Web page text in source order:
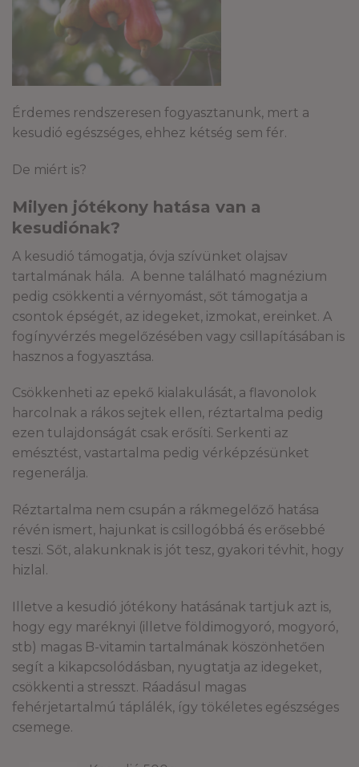
Érdemes rendszeresen fogyasztanunk, mert a
kesudió egészséges, ehhez kétség sem fér.
De miért is?
Milyen jótékony hatása van a
kesudiónak?
A kesudió támogatja, óvja szívünket olajsav
tartalmának hála. A benne található magnézium
pedig csökkenti a vérnyomást, sőt támogatja a
csontok épségét, az idegeket, izmokat, ereinket. A
fogínyvérzés megelőzésében vagy csillapításában is
hasznos a fogyasztása.
Csökkenheti az epekő kialakulását, a flavonolok
harcolnak a rákos sejtek ellen, réztartalma pedig
ezen tulajdonságát csak erősíti. Serkenti az
emésztést, vastartalma pedig vérképzésünket
regenerálja.
Réztartalma nem csupán a rákmegelőző hatása
révén ismert, hajunkat is csillogóbbá és erősebbé
teszi. Sőt, alakunknak is jót tesz, gyakori tévhit, hogy
hizlal.
Illetve a kesudió jótékony hatásának tartjuk azt is,
hogy egy maréknyi (illetve földimogyoró, mogyoró,
stb) magas B-vitamin tartalmának köszönhetően
segít a kikapcsolódásban, nyugtatja az idegeket,
csökkenti a stresszt. Ráadásul magas
fehérjetartalmú táplálék, így tökéletes egészséges
csemege.